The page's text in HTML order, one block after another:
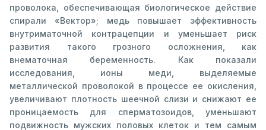
проволока, обеспечивающая биологическое действие
спирали «Вектор»; медь повышает эффективность
внутриматочной контрацепции и уменьшает риск
развития такого грозного осложнения, как
внематочная беременность. Как показали
исследования, ионы меди, выделяемые
металлической проволокой в процессе ее окисления,
увеличивают плотность шеечной слизи и снижают ее
проницаемость для сперматозоидов, уменьшают
подвижность мужских половых клеток и тем самым